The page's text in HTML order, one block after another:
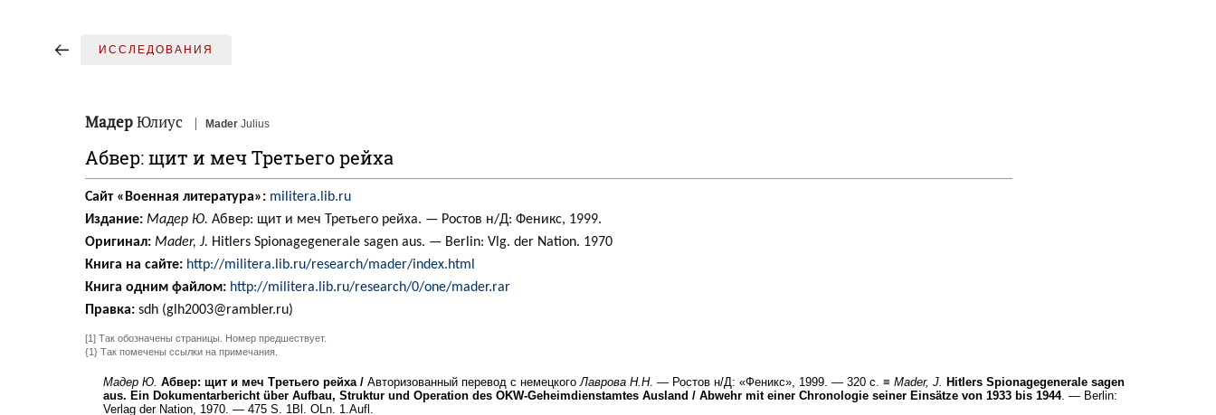
ИССЛЕДОВАНИЯ
МадерЮлиус Mader Julius
Абвер: щит и меч Третьего рейха
Сайт «Военная литература»: militera.lib.ru
Издание: Мадер Ю. Абвер: щит и меч Третьего рейха. — Ростов н/Д: Феникс, 1999.
Оригинал: Mader, J. Hitlers Spionagegenerale sagen aus. — Berlin: Vlg. der Nation. 1970
Книга на сайте: http://militera.lib.ru/research/mader/index.html
Книга одним файлом: http://militera.lib.ru/research/0/one/mader.rar
Правка: sdh (glh2003@rambler.ru)
[1] Так обозначены страницы. Номер предшествует.
{1} Так помечены ссылки на примечания.
Мадер Ю. Абвер: щит и меч Третьего рейха / Авторизованный перевод с немецкогоЛаврова H.H. — Ростов н/Д: «Феникс», 1999. — 320 с. ≡Mader, J. Hitlers Spionagegenerale sagen
aus. Ein Dokumentarbericht über Aufbau, Struktur und Operation des OKW-Geheimdienstamtes Ausland / Abwehr mit einer Chronologie seiner Einsätze von 1933 bis 1944. — Berlin:
Verlag der Nation, 1970. — 475 S. 1Bl. OLn. 1.Aufl.